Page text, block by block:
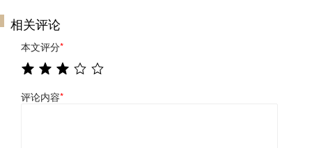
相关评论
本文评分*
评论内容*